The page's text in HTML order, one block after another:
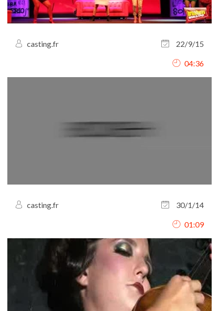
casting.fr 22/9/15
04:36
casting.fr 30/1/14
01:09